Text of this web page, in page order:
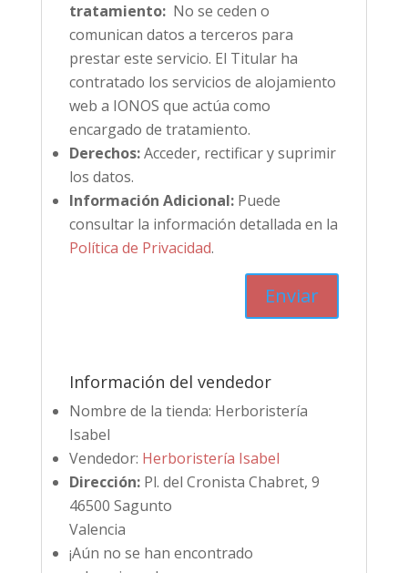
tratamiento:No se ceden o
comunican datos a terceros para
prestar este servicio. El Titular ha
contratado los servicios de alojamiento
web a IONOS que actúa como
encargado de tratamiento.
Derechos:Acceder, rectificar y suprimir
los datos.
Información Adicional:Puede
consultar la información detallada en la
Política de Privacidad.
Información del vendedor
Nombre de la tienda: Herboristería
Isabel
Vendedor: Herboristería Isabel
Dirección: Pl. del Cronista Chabret, 9
46500 Sagunto
Valencia
¡Aún no se han encontrado